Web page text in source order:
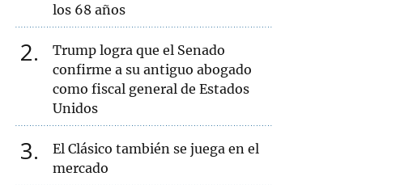
los 68 años
2
Trump logra que el Senado
confirme a su antiguo abogado
como fiscal general de Estados
Unidos
3
El Clásico también se juega en el
mercado